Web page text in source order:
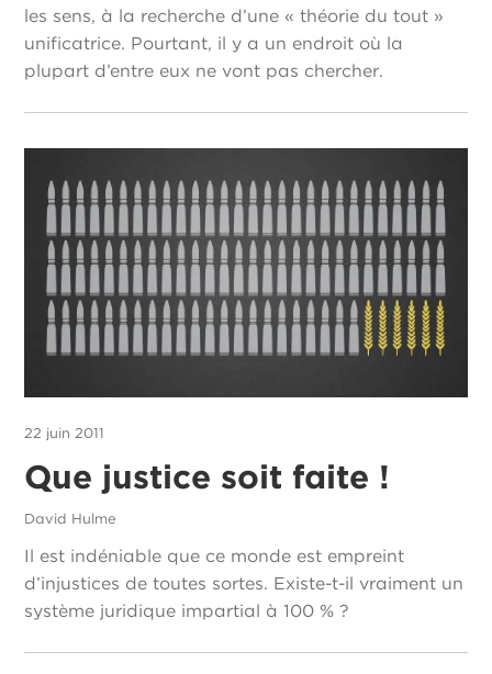
les sens, à la recherche d’une « théorie du tout »
unificatrice. Pourtant, il y a un endroit où la
plupart d’entre eux ne vont pas chercher.
22 juin 2011
Que justice soit faite !
David Hulme
Il est indéniable que ce monde est empreint
d’injustices de toutes sortes. Existe-t-il vraiment un
système juridique impartial à 100 % ?